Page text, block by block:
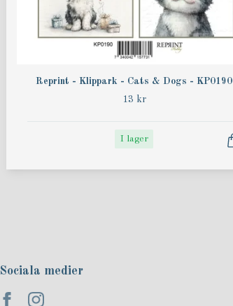
Reprint - Klippark - Cats & Dogs - KP0190
13 kr
I lager
Sociala medier